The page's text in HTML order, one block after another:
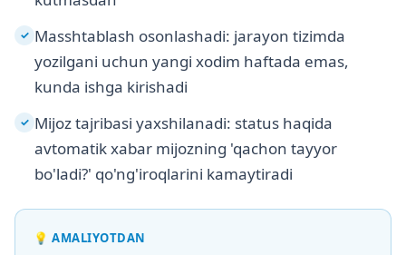
✓ Masshtablash osonlashadi: jarayon tizimda
yozilgani uchun yangi xodim haftada emas,
kunda ishga kirishadi
✓ Mijoz tajribasi yaxshilanadi: status haqida
avtomatik xabar mijozning 'qachon tayyor
bo'ladi?' qo'ng'iroqlarini kamaytiradi
💡AMALIYOTDAN